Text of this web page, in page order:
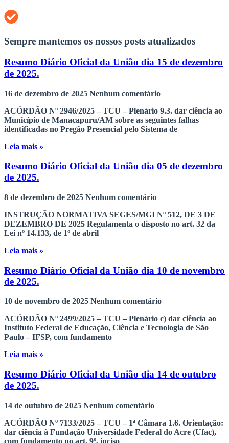
Sempre mantemos os nossos posts atualizados
Resumo Diário Oficial da União dia 15 de dezembro
de 2025.
16 de dezembro de 2025 Nenhum comentário
ACÓRDÃO Nº 2946/2025 – TCU – Plenário 9.3. dar ciência ao
Município de Manacapuru/AM sobre as seguintes falhas
identificadas no Pregão Presencial pelo Sistema de
Leia mais »
Resumo Diário Oficial da União dia 05 de dezembro
de 2025.
8 de dezembro de 2025 Nenhum comentário
INSTRUÇÃO NORMATIVA SEGES/MGI Nº 512, DE 3 DE
DEZEMBRO DE 2025 Regulamenta o disposto no art. 32 da
Lei nº 14.133, de 1º de abril
Leia mais »
Resumo Diário Oficial da União dia 10 de novembro
de 2025.
10 de novembro de 2025 Nenhum comentário
ACÓRDÃO Nº 2499/2025 – TCU – Plenário c) dar ciência ao
Instituto Federal de Educação, Ciência e Tecnologia de São
Paulo – IFSP, com fundamento
Leia mais »
Resumo Diário Oficial da União dia 14 de outubro
de 2025.
14 de outubro de 2025 Nenhum comentário
ACÓRDÃO Nº 7133/2025 – TCU – 1ª Câmara 1.6. Orientação:
dar ciência à Fundação Universidade Federal do Acre (Ufac),
com fundamento no art. 9º, inciso